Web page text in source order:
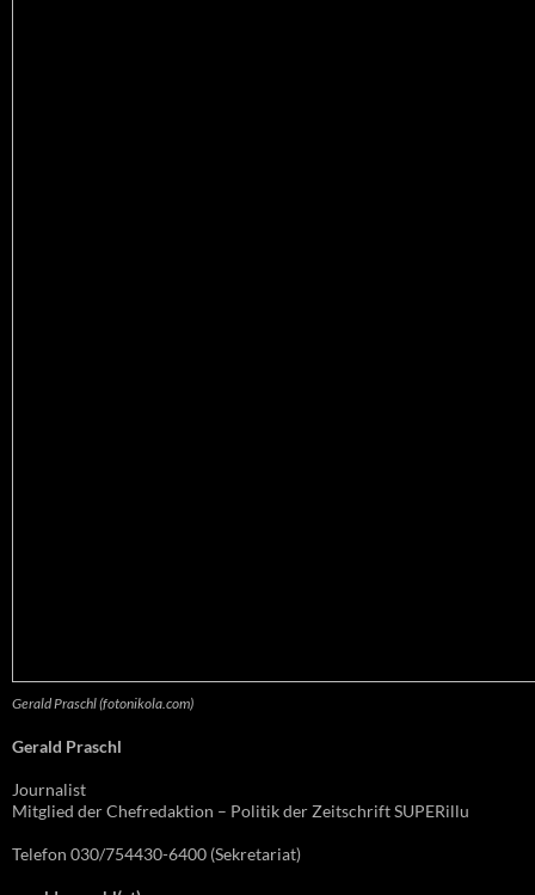
Gerald Praschl (fotonikola.com)
Gerald Praschl
Journalist
Mitglied der Chefredaktion – Politik der Zeitschrift SUPERillu
Telefon 030/754430-6400 (Sekretariat)